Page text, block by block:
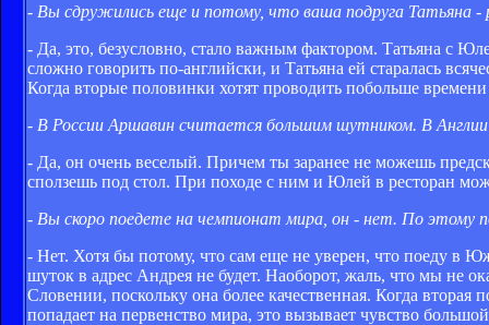
- Вы сдружились еще и потому, что ваша подруга Татьяна -
- Да, это, безусловно, стало важным фактором. Татьяна с
сложно говорить по-английски, и Татьяна ей старалась
Когда вторые половинки хотят проводить побольше времени
- В России Аршавин считается большим шутником. В
- Да, он очень веселый. Причем ты заранее не можешь
сползешь под стол. При походе с ним и Юлей в ресторан
- Вы скоро поедете на чемпионат мира, он - нет. По этому
- Нет. Хотя бы потому, что сам еще не уверен, что поеду в
шуток в адрес Андрея не будет. Наоборот, жаль, что мы не
Словении, поскольку она более качественная. Когда
попадает на первенство мира, это вызывает чувство